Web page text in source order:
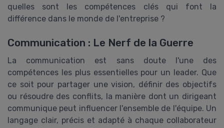
quelles sont les compétences clés qui font la
différence dans le monde de l'entreprise ?
Communication : Le Nerf de la Guerre
La communication est sans doute l'une des
compétences les plus essentielles pour un leader. Que
ce soit pour partager une vision, définir des objectifs
ou résoudre des conflits, la manière dont un dirigeant
communique peut influencer l'ensemble de l'équipe. Un
langage clair, précis et adapté à chaque collaborateur